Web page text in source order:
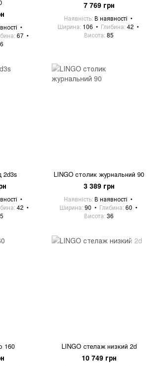
67
7 769 грн
Наявність В наявності
Ширина 106 Глибина 42
Висота 85
2d3s
42
LINGO cтолик журнальний 90
3 389 грн
Наявність В наявності
Ширина 90 Глибина 60
Висота 36
160 LINGO стелаж низкий 2d
10 749 грн